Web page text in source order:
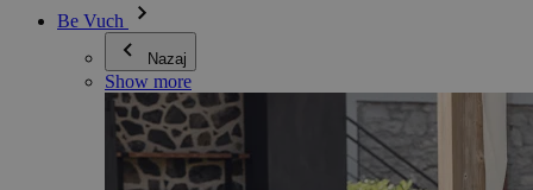
Be Vuch
Nazaj
Show more